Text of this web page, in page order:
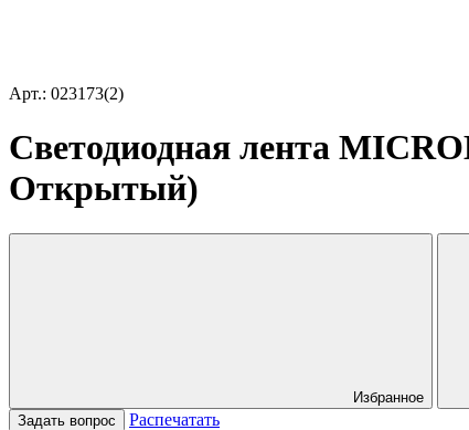
Арт.: 023173(2)
Светодиодная лента
Открытый)
Избранное
Задать вопрос
Распечатать